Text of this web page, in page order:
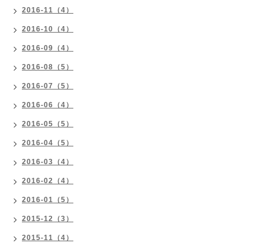
2016-11（4）
2016-10（4）
2016-09（4）
2016-08（5）
2016-07（5）
2016-06（4）
2016-05（5）
2016-04（5）
2016-03（4）
2016-02（4）
2016-01（5）
2015-12（3）
2015-11（4）